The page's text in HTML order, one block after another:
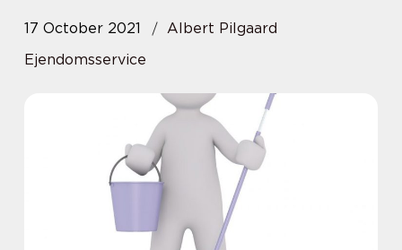
17 October 2021
Albert Pilgaard
Ejendomsservice